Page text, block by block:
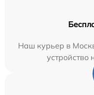
Наш курьер в
устройство